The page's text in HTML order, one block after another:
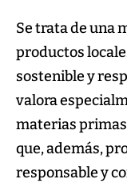
Se trata de una
productos
sostenible y
valora
materias
que, además,
responsable y